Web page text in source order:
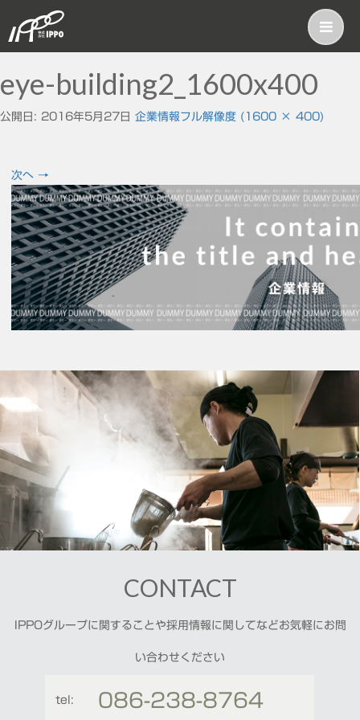
eye-building2_1600x400
公開日: 2016年5月27日 企業情報フル解像度 (1600 × 400)
次へ →
CONTACT
IPPOグループに関することや採用情報に関してなどお気軽にお問
い合わせください
tel: 086-238-8764